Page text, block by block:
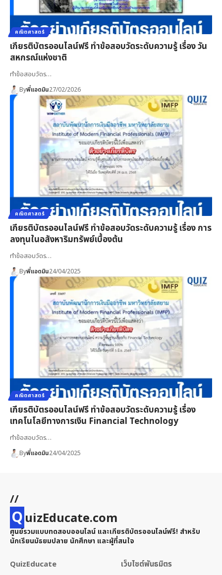
คณิตศาสตร์
เกียรติบัตรออนไลน์ฟรี ทำข้อสอบวัดระดับความรู้ เรื่อง วัน
สหกรณ์แห่งชาติ
ทำข้อสอบวัดร…
Byพี่แอดมิน27/02/2026
คณิตศาสตร์
เกียรติบัตรออนไลน์ฟรี ทำข้อสอบวัดระดับความรู้ เรื่อง การ
ลงทุนในอสังหาริมทรัพย์เบื้องต้น
ทำข้อสอบวัดร…
Byพี่แอดมิน24/04/2025
คณิตศาสตร์
เกียรติบัตรออนไลน์ฟรี ทำข้อสอบวัดระดับความรู้ เรื่อง
เทคโนโลยีทางการเงิน Financial Technology
ทำข้อสอบวัดร…
Byพี่แอดมิน24/04/2025
//
QuizEducate.com
ศูนย์รวมแบบทดสอบออนไลน์ และเกียรติบัตรออนไลน์ฟรี! สำหรับ
นักเรียนมัธยมปลาย นักศึกษา และผู้ที่สนใจ
QuizEducate เว็บไซต์พันธมิตร